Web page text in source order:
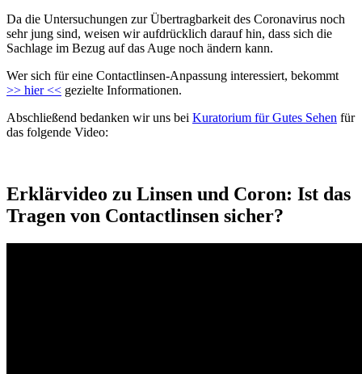
Da die Untersuchungen zur Übertragbarkeit des Coronavirus noch
sehr jung sind, weisen wir aufdrücklich darauf hin, dass sich die
Sachlage im Bezug auf das Auge noch ändern kann.
Wer sich für eine Contactlinsen-Anpassung interessiert, bekommt
>> hier << gezielte Informationen.
Abschließend bedanken wir uns bei Kuratorium für Gutes Sehen für
das folgende Video:
Erklärvideo zu Linsen und Coron: Ist das
Tragen von Contactlinsen sicher?